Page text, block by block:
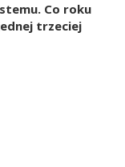
Co roku
trzeciej